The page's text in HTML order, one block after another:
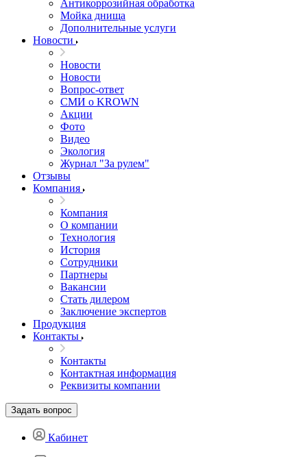
Антикоррозийная обработка
Мойка днища
Дополнительные услуги
Новости
Новости
Новости
Вопрос-ответ
СМИ о KROWN
Акции
Фото
Видео
Экология
Журнал "За рулем"
Отзывы
Компания
Компания
О компании
Технология
История
Сотрудники
Партнеры
Вакансии
Стать дилером
Заключение экспертов
Продукция
Контакты
Контакты
Контактная информация
Реквизиты компании
Задать вопрос
Кабинет